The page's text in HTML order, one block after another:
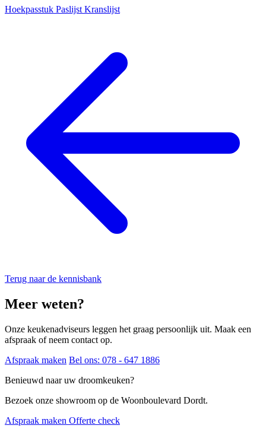
Hoekpasstuk Paslijst Kranslijst
Terug naar de kennisbank
Meer weten?
Onze keukenadviseurs leggen het graag persoonlijk uit. Maak een
afspraak of neem contact op.
Afspraak maken Bel ons: 078 - 647 1886
Benieuwd naar uw droomkeuken?
Bezoek onze showroom op de Woonboulevard Dordt.
Afspraak maken Offerte check